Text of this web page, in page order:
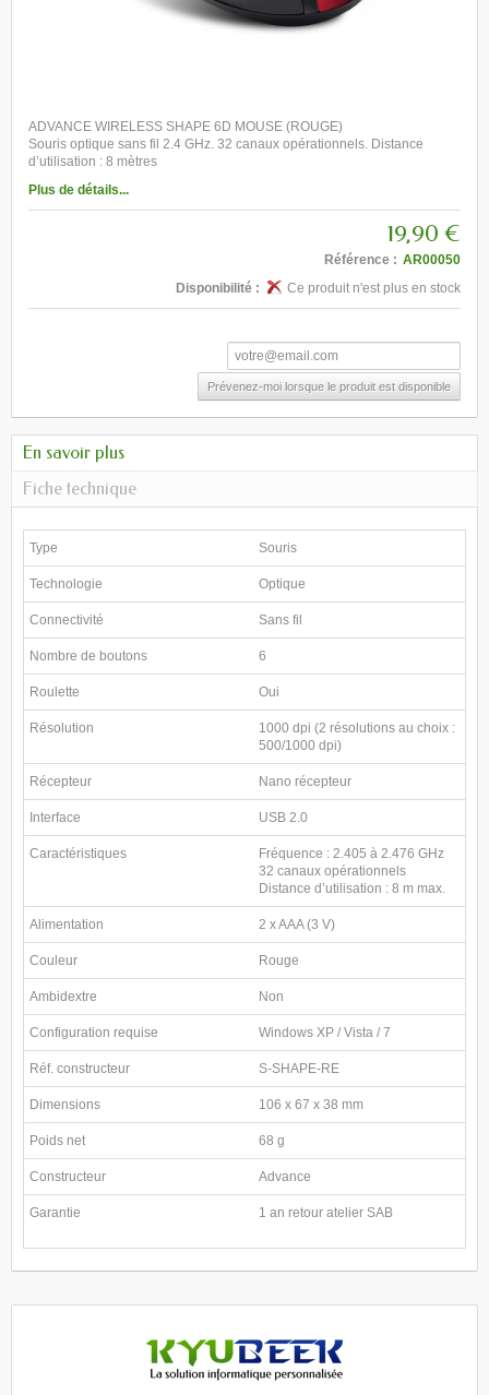
ADVANCE WIRELESS SHAPE 6D MOUSE (ROUGE)
Souris optique sans fil 2.4 GHz. 32 canaux opérationnels. Distance
d’utilisation : 8 mètres
Plus de détails...
19,90 €
Référence : AR00050
Disponibilité :
Ce produit n'est plus en stock
Prévenez-moi lorsque le produit est disponible
En savoir plus
Fiche technique
Type Souris
Technologie Optique
Connectivité Sans fil
Nombre de boutons 6
Roulette Oui
Résolution
1000 dpi (2 résolutions au choix :
500/1000 dpi)
Récepteur Nano récepteur
Interface USB 2.0
Caractéristiques
Fréquence : 2.405 à 2.476 GHz
32 canaux opérationnels
Distance d’utilisation : 8 m max.
Alimentation 2 x AAA (3 V)
Couleur Rouge
Ambidextre Non
Configuration requise Windows XP / Vista / 7
Réf. constructeur S-SHAPE-RE
Dimensions 106 x 67 x 38 mm
Poids net 68 g
Constructeur Advance
Garantie 1 an retour atelier SAB